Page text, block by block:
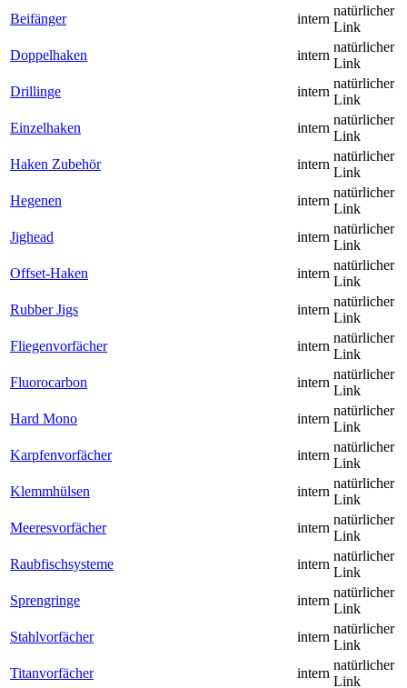
Beifänger
intern
natürlicher
Link
Doppelhaken
intern
natürlicher
Link
Drillinge
intern
natürlicher
Link
Einzelhaken
intern
natürlicher
Link
Haken Zubehör
intern
natürlicher
Link
Hegenen
intern
natürlicher
Link
Jighead
intern
natürlicher
Link
Offset-Haken
intern
natürlicher
Link
Rubber Jigs
intern
natürlicher
Link
Fliegenvorfächer
intern
natürlicher
Link
Fluorocarbon
intern
natürlicher
Link
Hard Mono
intern
natürlicher
Link
Karpfenvorfächer
intern
natürlicher
Link
Klemmhülsen
intern
natürlicher
Link
Meeresvorfächer
intern
natürlicher
Link
Raubfischsysteme
intern
natürlicher
Link
Sprengringe
intern
natürlicher
Link
Stahlvorfächer
intern
natürlicher
Link
Titanvorfächer
intern
natürlicher
Link